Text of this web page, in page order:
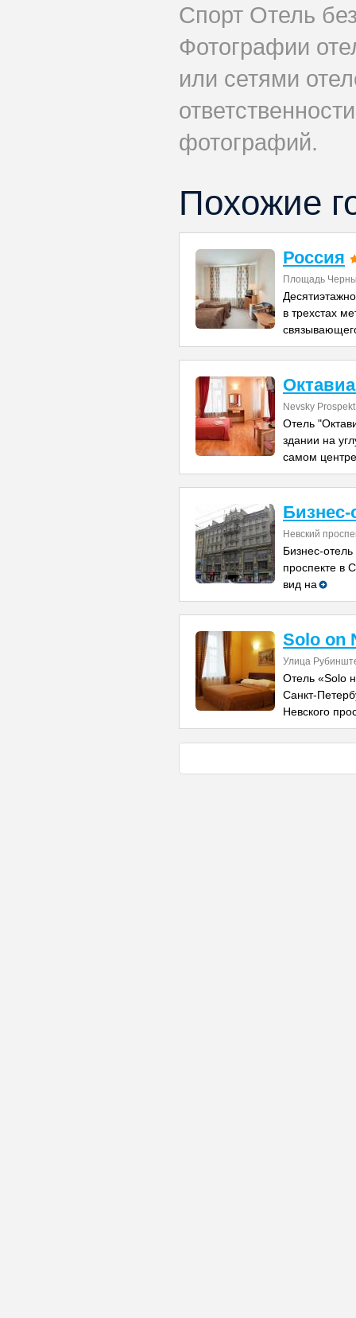
Спорт Отель
Фотографии
или сетями
фотографий.
Похожие
Россия
Площадь
в трехстах
Nevsky
Отель
здании на
самом центре
Невский
Бизнес-
проспекте в
вид на
Solo on
Улица
Отель «Solo
Санкт-
Невского